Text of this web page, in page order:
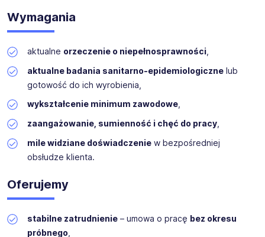
Wymagania
aktualne orzeczenie o niepełnosprawności,
aktualne badania sanitarno-epidemiologicznelub
gotowość do ich wyrobienia,
wykształcenie minimum zawodowe,
zaangażowanie, sumienność i chęć do pracy,
mile widziane doświadczeniew bezpośredniej
obsłudze klienta.
Oferujemy
stabilne zatrudnienie– umowa o pracę bez okresu
próbnego,